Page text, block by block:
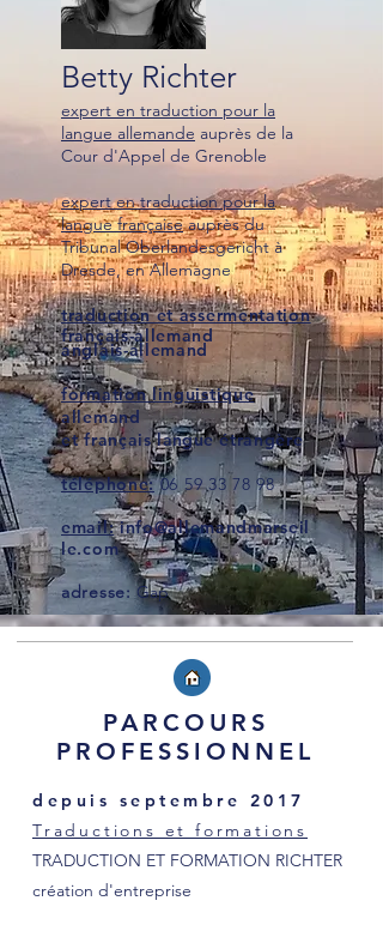
Betty Richter
expert en traduction pour la
langue allemande auprès de la
Cour d'Appel de Grenoble
expert en traduction pour la
langue françaiseauprès du
Tribunal Oberlandesgericht à
Dresde, en Allemagne
traduction et assermentation
français-allemand
anglais-allemand
formation linguistique
allemand
etfrançaislangueétrangère
téléphone: 06 59 33 78 98
email: info@allemandmarseil
le.com
adresse: Gap
PARCOURS
PROFESSIONNEL
depuis septembre 2017
Traductions et formations
TRADUCTION ET FORMATION RICHTER
création d'entreprise